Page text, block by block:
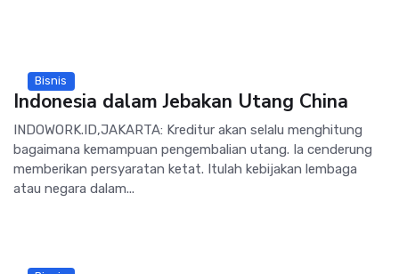
Bisnis
Indonesia dalam Jebakan Utang China
INDOWORK.ID,JAKARTA: Kreditur akan selalu menghitung
bagaimana kemampuan pengembalian utang. Ia cenderung
memberikan persyaratan ketat. Itulah kebijakan lembaga
atau negara dalam...